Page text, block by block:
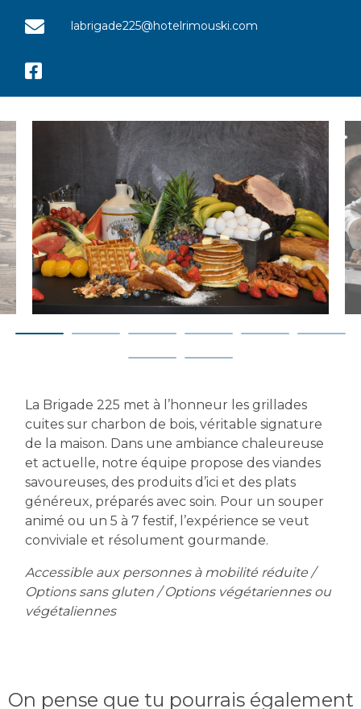
La Brigade 225 met à l’honneur les grillades
cuites sur charbon de bois, véritable signature
de la maison. Dans une ambiance chaleureuse
et actuelle, notre équipe propose des viandes
savoureuses, des produits d’ici et des plats
généreux, préparés avec soin. Pour un souper
animé ou un 5 à 7 festif, l’expérience se veut
conviviale et résolument gourmande.
Accessible aux personnes à mobilité réduite /
Options sans gluten / Options végétariennes ou
végétaliennes
labrigade225@hotelrimouski.com
On pense que tu pourrais également